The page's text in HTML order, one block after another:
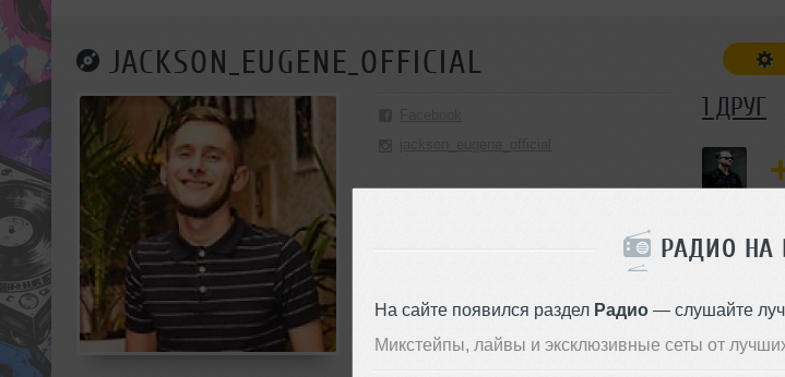
РАДИО НА
На сайте появился раздел Радио— слушайте
Микстейпы, лайвы и эксклюзивные сеты от
JACKSON_EUGENE_OFFICIAL
1 ДРУГ